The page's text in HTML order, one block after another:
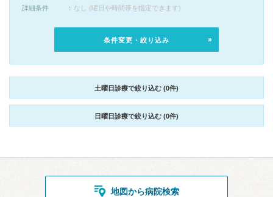
詳細条件
なし (曜日や時間帯を指定できます)
条件変更・絞り込み
土曜日診療で絞り込む (0件)
日曜日診療で絞り込む (0件)
地図から病院検索